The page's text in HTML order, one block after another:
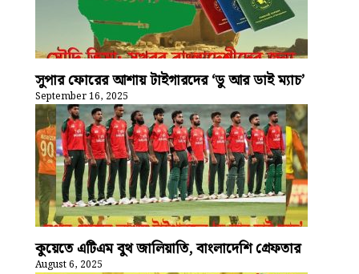
সুপার ফোরের আশায় টাইগারদের ‘ডু আর ডাই ম্যাচ’
September 16, 2025
কুয়েতে এটিএম বুথ জালিয়াতি, বাংলাদেশি গ্রেফতার
August 6, 2025